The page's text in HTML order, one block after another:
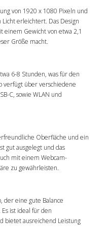
von 1920 x 1080 Pixeln und
erleichtert. Das Design
einem Gewicht von etwa 2,1
Größe macht.
6-8 Stunden, was für den
verfügt über verschiedene
C, sowie WLAN und
Oberfläche und ein
gut ausgelegt und das
mit einem Webcam-
zu gewährleisten.
der eine gute Balance
ist ideal für den
bietet ausreichend Leistung